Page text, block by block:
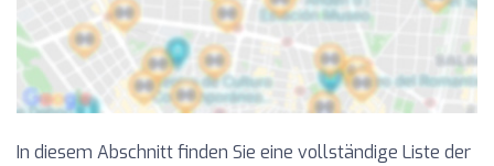
In diesem Abschnitt finden Sie eine vollständige Liste der